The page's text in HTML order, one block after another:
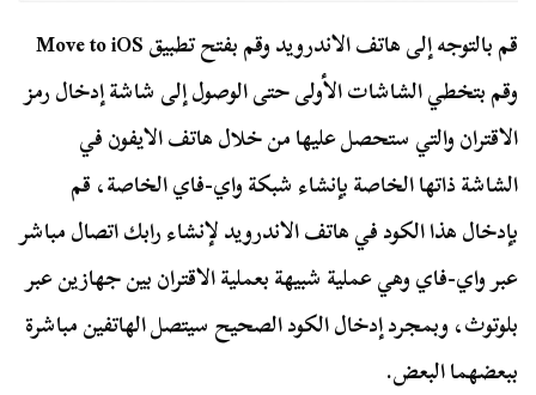
قم بالتوجه إلى هاتف الاندرويد وقم بفتح تطبيق Move to iOS
وقم بتخطي الشاشات الأولى حتى الوصول إلى شاشة إدخال رمز
الاقتران والتي ستحصل عليها من خلال هاتف الايفون في
الشاشة ذاتها الخاصة بإنشاء شبكة واي-فاي الخاصة، قم
بإدخال هذا الكود في هاتف الاندرويد لإنشاء رابك اتصال مباشر
عبر واي-فاي وهي عملية شبيهة بعملية الاقتران بين جهازين عبر
بلوتوث، وبمجرد إدخال الكود الصحيح سيتصل الهاتفين مباشرة
ببعضهما البعض.